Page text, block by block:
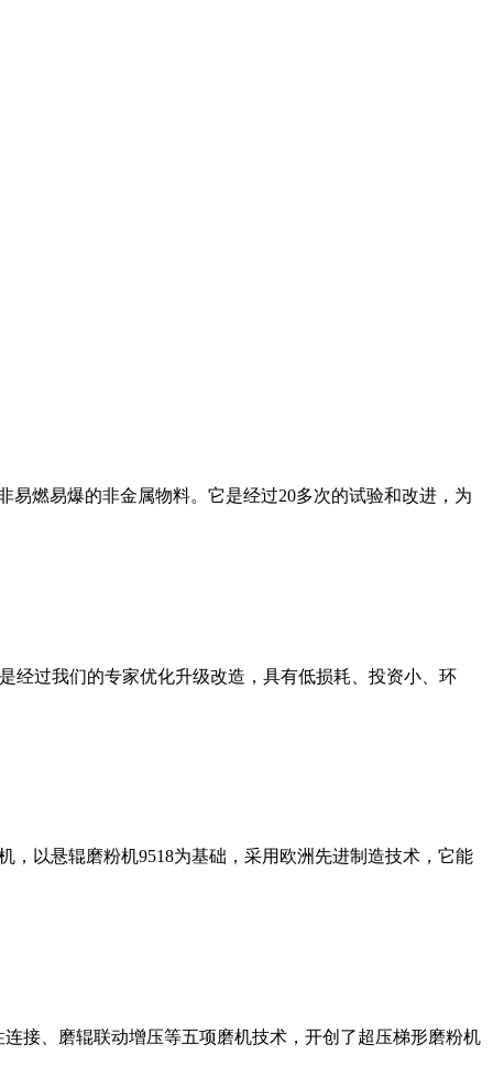
燃易爆的非金属物料。它是经过20多次的试验和改进，为
经过我们的专家优化升级改造，具有低损耗、投资小、环
以悬辊磨粉机9518为基础，采用欧洲先进制造技术，它能
接、磨辊联动增压等五项磨机技术，开创了超压梯形磨粉机